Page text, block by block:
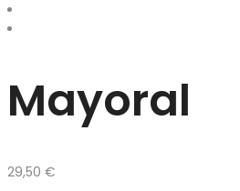
Mayoral
29,50 €